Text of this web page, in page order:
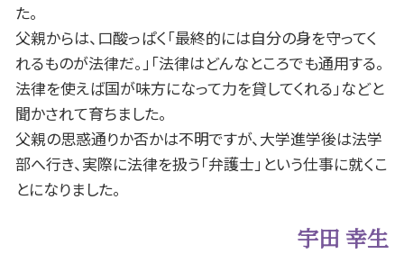
た。
父親からは、口酸っぱく「最終的には自分の身を守ってく
れるものが法律だ。」「法律はどんなところでも通用する。
法律を使えば国が味方になって力を貸してくれる」などと
聞かされて育ちました。
父親の思惑通りか否かは不明ですが、大学進学後は法学
部へ行き、実際に法律を扱う「弁護士」という仕事に就くこ
とになりました。
宇田 幸生